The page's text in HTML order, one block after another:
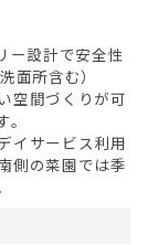
ー設計で安全性
面所含む）
空間づくりが可
イサービス利用
側の菜園では季